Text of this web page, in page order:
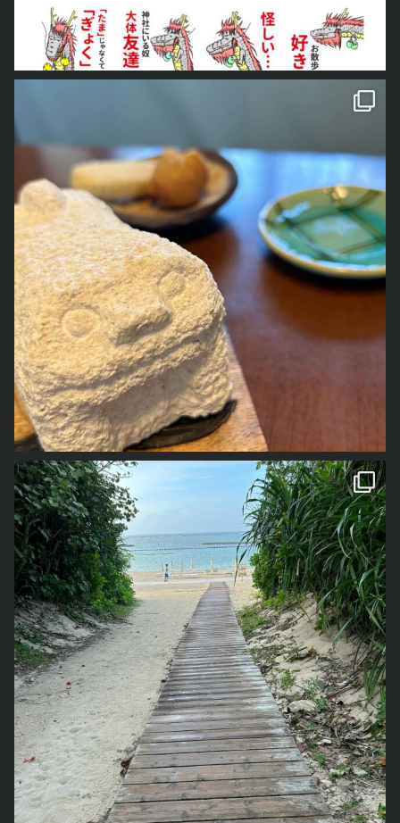
今日で最後になります
くろ
1年前の事なので、若干記憶が曖昧